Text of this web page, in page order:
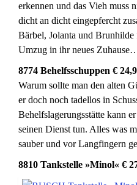
erkennen und das Vieh muss
dicht an dicht eingepfercht
Bärbel, Jolanta und Brunhilde
Umzug in ihr neues
8774 Behelfsschuppen €
Warum sollte man den alten
er doch noch tadellos in
Behelfslagerungsstätte kann
seinen Dienst tun. Alles was
sauber und vor Langfingern
8810 Tankstelle »Minol« €